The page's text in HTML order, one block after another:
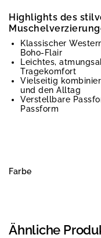
Highlights des
Klassischer
Boho-Flair
Leichtes,
Tragekomfort
Vielseitig
und den Alltag
Verstellbare
Passform
Farbe
Ähnliche